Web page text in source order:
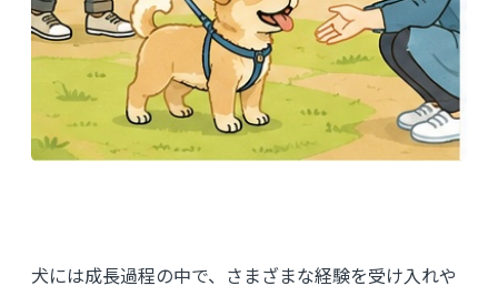
犬には成長過程の中で、さまざまな経験を受け入れや